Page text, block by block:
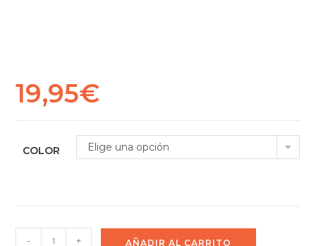
19,95€
COLOR Elige una opción
- + AÑADIR AL CARRITO